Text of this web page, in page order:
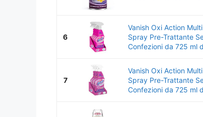
6
Vanish Oxi Action
Spray Pre-Trattante
Confezioni da 725 ml
7
Vanish Oxi Action
Spray Pre-Trattante
Confezioni da 725 ml